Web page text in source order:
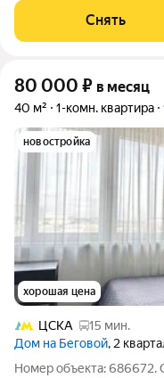
Холодильник Дом -
улицу. Коммунальные
Снять
80 000 ₽ в месяц
40 м² 1-комн. квартира
новостройка
хорошая цена
ЦСКА
15 мин.
Дом на Беговой, 2
Номер объекта: 686672.